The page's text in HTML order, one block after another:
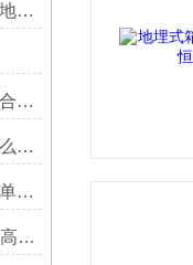
相对于传统的水泵箱泵一体化地埋式泵站具有以下优点
地埋式消防水箱的制定都要符合什么规范？
雨水一体化预制泵站设备是怎么应用的？
关于消防水箱的设置要求的简单介绍
有了BDF地埋式消防水箱，提高供水性能都不是问题